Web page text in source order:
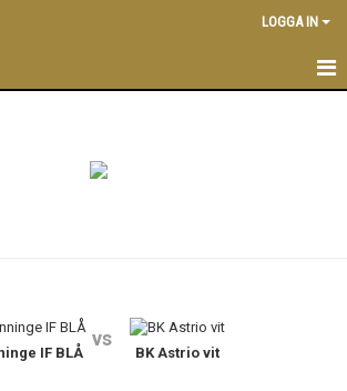
LOGGA IN
IF BLÅ
vs
BK Astrio vit